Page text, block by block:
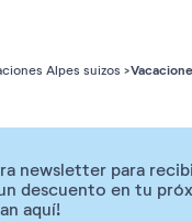
Alpes suizos
newsletter para
descuento en tu
aquí!